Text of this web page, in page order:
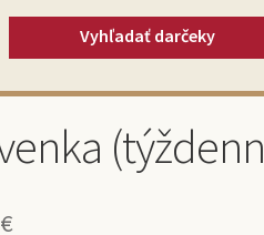
Vyhľadať darčeky
€